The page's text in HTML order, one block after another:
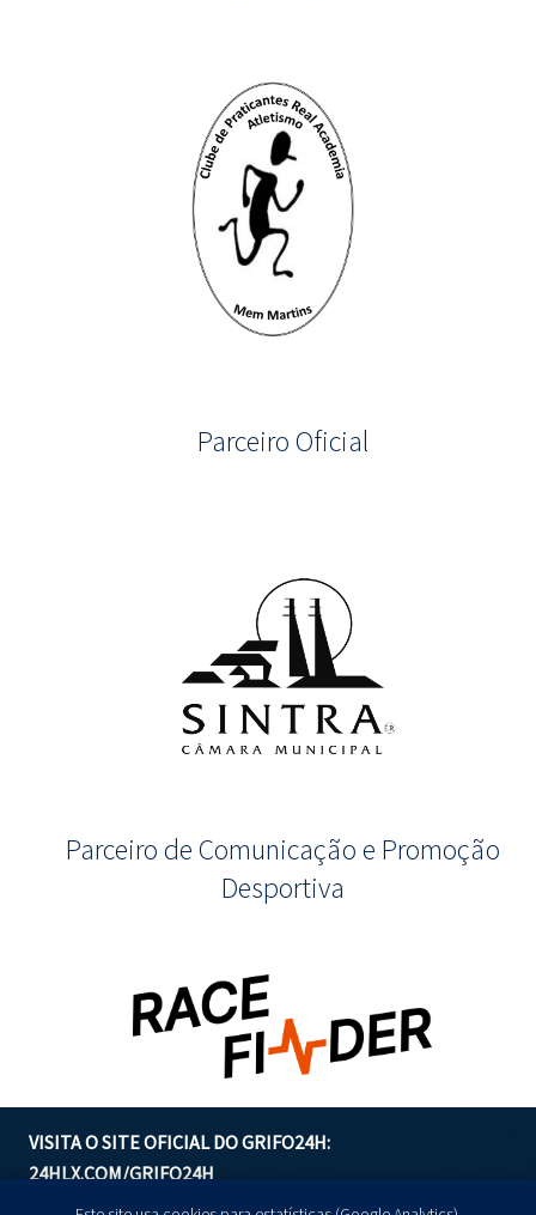
Parceiro Oficial
Parceiro de Comunicação e Promoção
Desportiva
VISITA O SITE OFICIAL DO GRIFO24H:
24HLX.COM/GRIFO24H